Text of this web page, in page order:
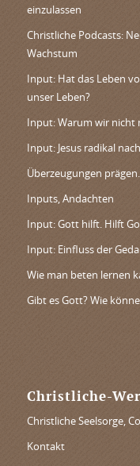
einzulassen
Christliche Podcasts:
Wachstum
Input: Hat das Leben
unser Leben?
Input: Warum wir nicht
Input: Jesus radikal
Überzeugungen
Inputs, Andachten
Input: Gott hilft. Hilft
Input: Einfluss der
Wie man beten lernen
Gibt es Gott? Wie
Christliche-
Christliche Seelsorge,
Kontakt